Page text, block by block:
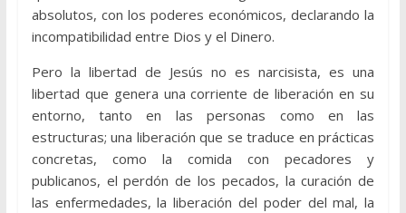
absolutos, con los poderes económicos, declarando la
incompatibilidad entre Dios y el Dinero.
Pero la libertad de Jesús no es narcisista, es una
libertad que genera una corriente de liberación en su
entorno, tanto en las personas como en las
estructuras; una liberación que se traduce en prácticas
concretas, como la comida con pecadores y
publicanos, el perdón de los pecados, la curación de
las enfermedades, la liberación del poder del mal, la